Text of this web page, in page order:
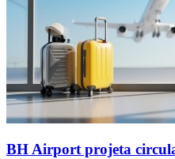
BH Airport projeta